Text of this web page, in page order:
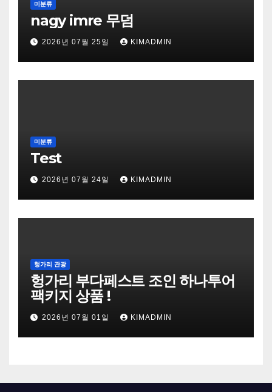
미분류
nagy imre 무덤
2026년 07월 25일 KIMADMIN
미분류
Test
2026년 07월 24일 KIMADMIN
헝가리 관광
헝가리 부다페스트 조인 하나투어
팩키지 상품 !
2026년 07월 01일 KIMADMIN